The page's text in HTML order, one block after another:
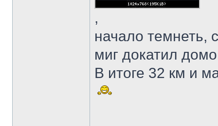
,
начало темнеть,
миг докатил
В итоге 32 км и